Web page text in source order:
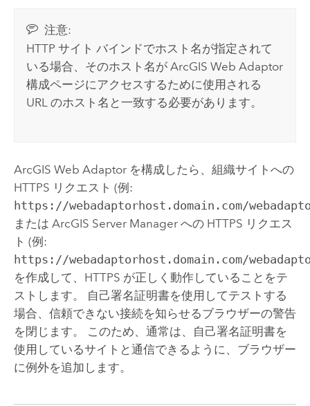
注意:
HTTP サイト バインドでホスト名が指定されて
いる場合、そのホスト名がArcGIS Web Adaptor
構成ページにアクセスするために使用される
URL のホスト名と一致する必要があります。
ArcGIS Web Adaptorを構成したら、組織サイトへの
HTTPS リクエスト (例:
https://webadaptorhost.domain.com/
または ArcGIS Server Managerへの HTTPS リクエス
ト (例:
https://webadaptorhost.domain.com/
を作成して、HTTPS が正しく動作していることをテ
ストします。
自己署名証明書を使用してテストする
場合、信頼できない接続を知らせるブラウザーの警告
を閉じます。 このため、通常は、自己署名証明書を
使用しているサイトと通信できるように、ブラウザー
に例外を追加します。